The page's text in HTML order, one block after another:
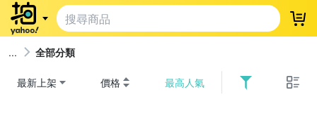
登
全部分類
最新上架 價格 最高人氣